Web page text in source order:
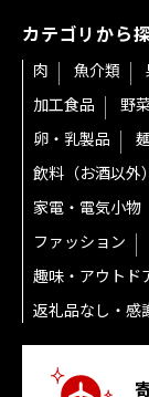
カテゴリから
肉 魚介類
加工食品
野
卵・乳製品
飲料（お酒以外）
家電・電気小物
ファッション
趣味・アウトド
返礼品なし・感